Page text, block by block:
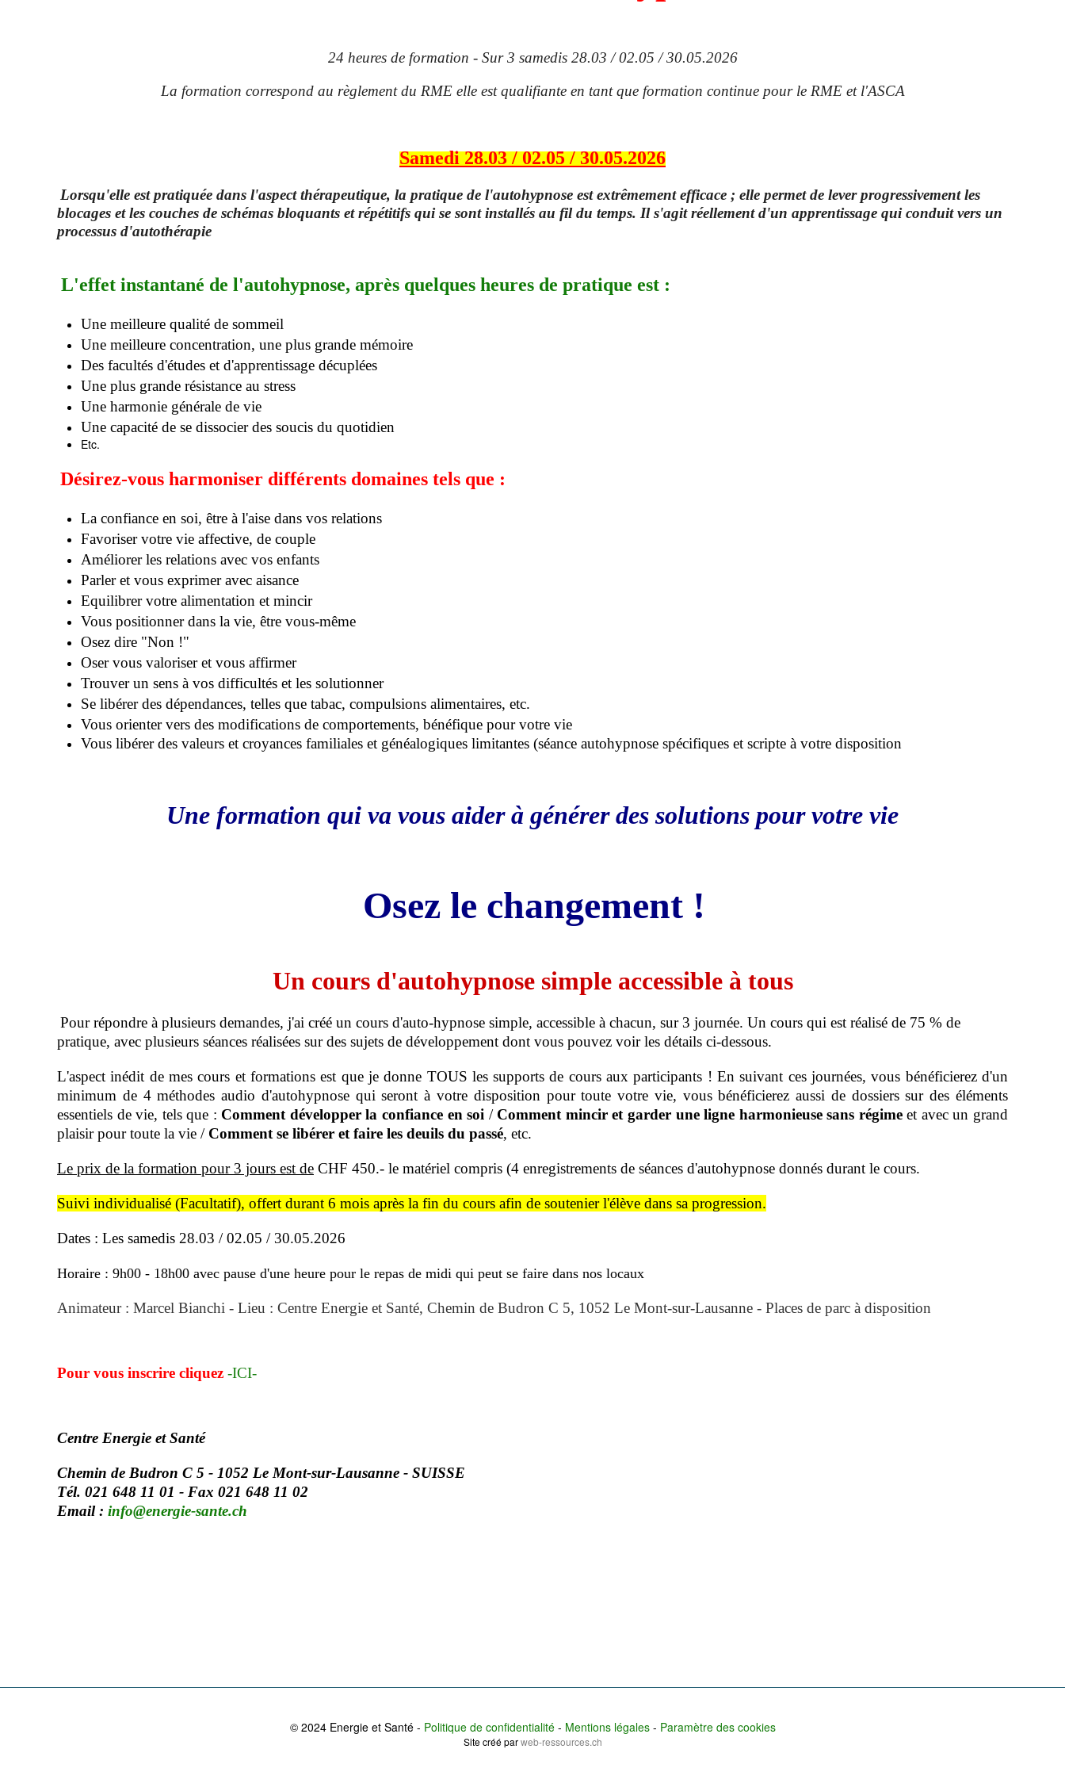
24 heures de formation - Sur 3 samedis 28.03 / 02.05 / 30.05.2026
La formation correspond au règlement du RME elle est qualifiante en tant que formation continue pour le RME et l'ASCA
Samedi 28.03 / 02.05 / 30.05.2026
Lorsqu'elle est pratiquée dans l'aspect thérapeutique, la pratique de l'autohypnose est extrêmement efficace ; elle permet de lever progressivement les
blocages et les couches de schémas bloquants et répétitifs qui se sont installés au fil du temps. Il s'agit réellement d'un apprentissage qui conduit vers un
processus d'autothérapie
L'effet instantané de l'autohypnose, après quelques heures de pratique est :
Une meilleure qualité de sommeil
Une meilleure concentration, une plus grande mémoire
Des facultés d'études et d'apprentissage décuplées
Une plus grande résistance au stress
Une harmonie générale de vie
Une capacité de se dissocier des soucis du quotidien
Etc.
Désirez-vous harmoniser différents domaines tels que :
La confiance en soi, être à l'aise dans vos relations
Favoriser votre vie affective, de couple
Améliorer les relations avec vos enfants
Parler et vous exprimer avec aisance
Equilibrer votre alimentation et mincir
Vous positionner dans la vie, être vous-même
Osez dire "Non !"
Oser vous valoriser et vous affirmer
Trouver un sens à vos difficultés et les solutionner
Se libérer des dépendances, telles que tabac, compulsions alimentaires, etc.
Vous orienter vers des modifications de comportements, bénéfique pour votre vie
Vous libérer des valeurs et croyances familiales et généalogiques limitantes (séance autohypnose spécifiques et scripte à votre disposition
Une formation qui va vous aider à générer des solutions pour votre vie
Osez le changement !
Un cours d'autohypnose simple accessible à tous
Pour répondre à plusieurs demandes, j'ai créé un cours d'auto-hypnose simple, accessible à chacun, sur 3 journée. Un cours qui est réalisé de 75 % de
pratique, avec plusieurs séances réalisées sur des sujets de développement dont vous pouvez voir les détails ci-dessous.
L'aspect inédit de mes cours et formations est que je donne TOUS les supports de cours aux participants ! En suivant ces journées, vous bénéficierez d'un
minimum de 4 méthodes audio d'autohypnose qui seront à votre disposition pour toute votre vie, vous bénéficierez aussi de dossiers sur des éléments
essentiels de vie, tels que : Comment développer la confiance en soi / Comment mincir et garder une ligne harmonieuse sans régimeet avec un grand
plaisir pour toute la vie / Comment se libérer et faire les deuils du passé, etc.
Le prix de la formation pour 3 jours est de CHF 450.- le matériel compris (4 enregistrements de séances d'autohypnose donnés durant le cours.
Suivi individualisé (Facultatif), offert durant 6 mois après la fin du cours afin de soutenier l'élève dans sa progression.
Dates : Les samedis 28.03 / 02.05 / 30.05.2026
Horaire : 9h00 - 18h00 avec pause d'une heure pour le repas de midi qui peut se faire dans nos locaux
Animateur : Marcel Bianchi - Lieu : Centre Energie et Santé, Chemin de Budron C 5, 1052 Le Mont-sur-Lausanne - Places de parc à disposition
Pour vous inscrire cliquez -ICI-
Centre Energie et Santé
Chemin de Budron C 5 - 1052 Le Mont-sur-Lausanne - SUISSE
Tél. 021 648 11 01 - Fax 021 648 11 02
Email : info@energie-sante.ch
© 2024 Energie et Santé - Politique de confidentialité- Mentions légales- Paramètre des cookies
Site créé parweb-ressources.ch